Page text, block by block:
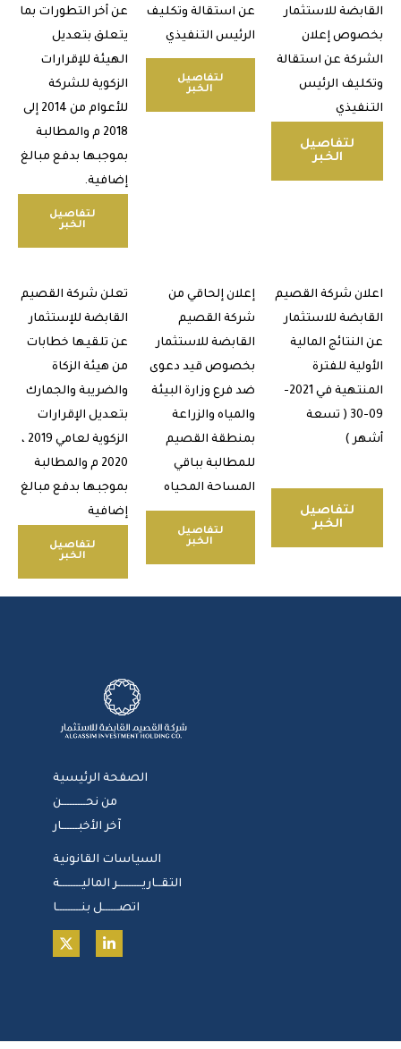
للاستثمار
إعلان
عن استقالة
الرئيس
لتفاصيل
عن استقالة وتكليف
الرئيس التنفيذي
لتفاصيل
عن أخر التطورات بما
يتعلق بتعديل
الهيئة للإقرارات
الزكوية للشركة
للأعوام من 2014 إلى
2018 م والمطالبة
بموجبها بدفع مبالغ
إضافية.
لتفاصيل
شركة القصيم
للاستثمار
المالية
للفترة
المنتهية في 2021-
09-30 ( تسعة
لتفاصيل
إعلان إلحاقي من
شركة القصيم
القابضة للاستثمار
بخصوص قيد دعوى
ضد فرع وزارة البيئة
والمياه والزراعة
بمنطقة القصيم
للمطالبة بباقي
المساحة المحياه
لتفاصيل
تعلن شركة القصيم
القابضة للإستثمار
عن تلقيها خطابات
من هيئة الزكاة
والضريبة والجمارك
بتعديل الإقرارات
الزكوية لعامي 2019 ،
2020 م والمطالبة
بموجبها بدفع مبالغ
إضافية
لتفاصيل
الصفحة الرئيسية
من نحـــــــــن
آخر الأخبــــــار
السياسات القانونية
التقــاريـــــــــر الماليــــــــة
اتصــــــل بنـــــــــا